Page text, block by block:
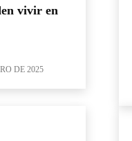
vivir en
DE 2025